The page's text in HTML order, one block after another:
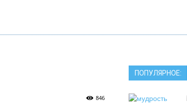
846
ПОПУЛЯРНОЕ: